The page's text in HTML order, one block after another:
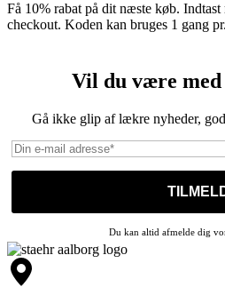
Få 10% rabat på dit næste køb. Indtast
checkout. Koden kan bruges 1 gang
Vil du være med
Gå ikke glip af lækre nyheder,
Du kan altid afmelde dig